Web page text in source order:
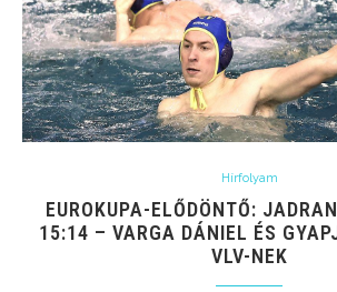
Hírfolyam
EUROKUPA-ELŐDÖNTŐ:
15:14 – VARGA DÁNIEL ÉS
VLV-NEK